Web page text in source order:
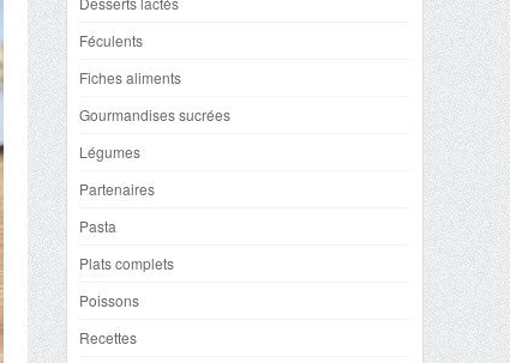
Féculents
Fiches aliments
Gourmandises sucrées
Légumes
Partenaires
Pasta
Plats complets
Poissons
Recettes